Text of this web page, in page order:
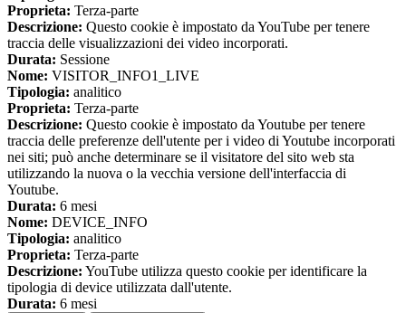
Proprieta: Terza-parte
Descrizione: Questo cookie è impostato da YouTube per tenere
traccia delle visualizzazioni dei video incorporati.
Durata: Sessione
Nome: VISITOR_INFO1_LIVE
Tipologia: analitico
Proprieta: Terza-parte
Descrizione: Questo cookie è impostato da Youtube per tenere
traccia delle preferenze dell'utente per i video di Youtube incorporati
nei siti; può anche determinare se il visitatore del sito web sta
utilizzando la nuova o la vecchia versione dell'interfaccia di
Youtube.
Durata: 6 mesi
Nome: DEVICE_INFO
Tipologia: analitico
Proprieta: Terza-parte
Descrizione: YouTube utilizza questo cookie per identificare la
tipologia di device utilizzata dall'utente.
Durata: 6 mesi